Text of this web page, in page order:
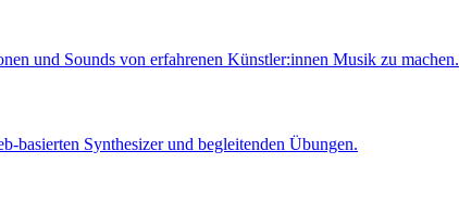
und Sounds von erfahrenen Künstler:innen Musik zu machen.
basierten Synthesizer und begleitenden Übungen.